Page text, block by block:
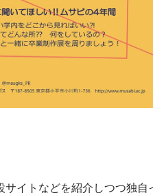
サイトなどを紹介しつつ独自